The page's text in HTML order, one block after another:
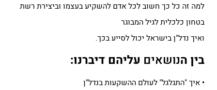
למה זה כל כך חשוב לכל אדם להשקיע בעצמו וביצירת רשת
בטחון כלכלית לגיל המבוגר
ואיך נדל"ן בישראל יכול לסייע בכך.
בין הנושאים עליהם דיברנו:
• איך "התגלגל" לעולם ההשקעות בנדל"ן